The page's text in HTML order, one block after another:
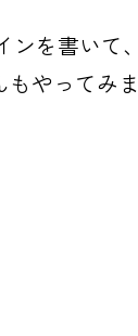
を書いて
やってみま